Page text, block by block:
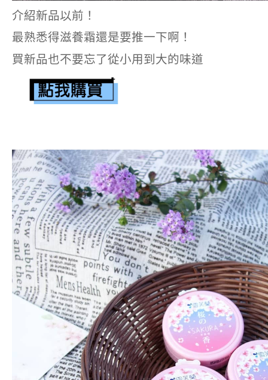
介紹新品以前！
最熟悉得滋養霜還是要推一下啊！
買新品也不要忘了從小用到大的味道